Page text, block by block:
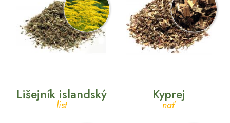
Lišejník islandský
list
Kyprej
nať